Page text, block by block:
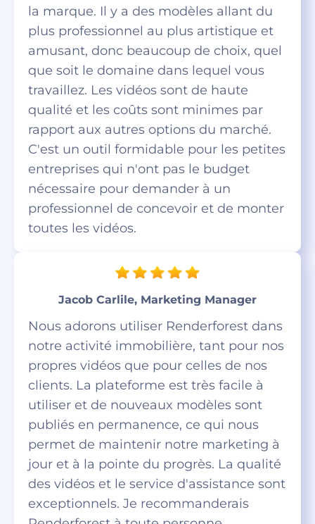
la marque. Il y a des modèles allant du
plus professionnel au plus artistique et
amusant, donc beaucoup de choix, quel
que soit le domaine dans lequel vous
travaillez. Les vidéos sont de haute
qualité et les coûts sont minimes par
rapport aux autres options du marché.
C'est un outil formidable pour les petites
entreprises qui n'ont pas le budget
nécessaire pour demander à un
professionnel de concevoir et de monter
toutes les vidéos.
Jacob Carlile, Marketing Manager
Nous adorons utiliser Renderforest dans
notre activité immobilière, tant pour nos
propres vidéos que pour celles de nos
clients. La plateforme est très facile à
utiliser et de nouveaux modèles sont
publiés en permanence, ce qui nous
permet de maintenir notre marketing à
jour et à la pointe du progrès. La qualité
des vidéos et le service d'assistance sont
exceptionnels. Je recommanderais